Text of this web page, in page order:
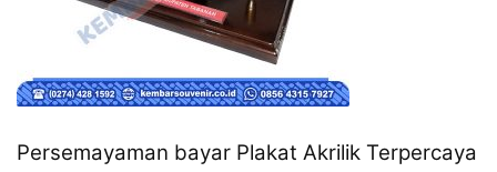
Persemayaman bayar Plakat Akrilik Terpercaya